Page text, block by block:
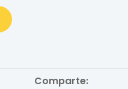
Comparte: